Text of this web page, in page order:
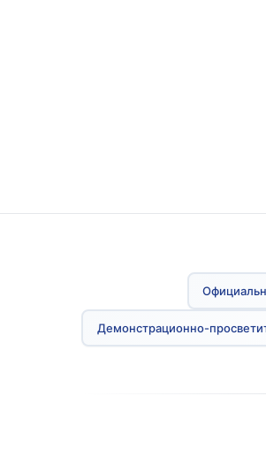
Демонстрационно-